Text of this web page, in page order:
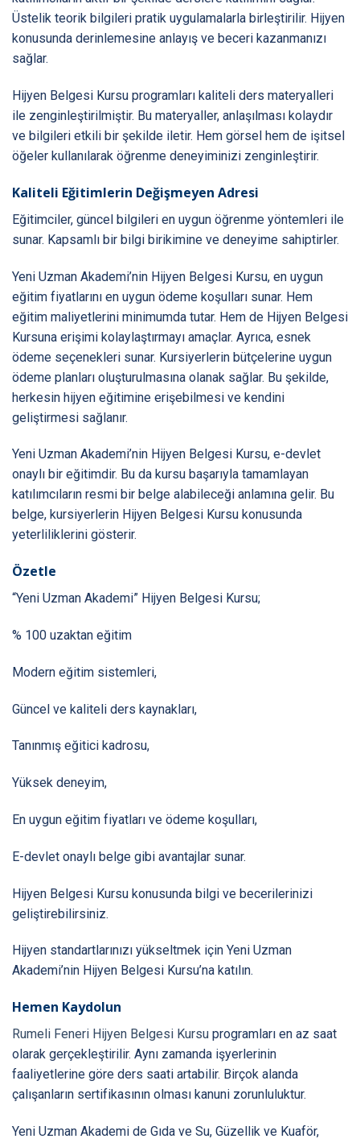
Üstelik teorik bilgileri pratik uygulamalarla birleştirilir. Hijyen
konusunda derinlemesine anlayış ve beceri kazanmanızı
sağlar.
Hijyen Belgesi Kursu programları kaliteli ders materyalleri
ile zenginleştirilmiştir. Bu materyaller, anlaşılması kolaydır
ve bilgileri etkili bir şekilde iletir. Hem görsel hem de işitsel
öğeler kullanılarak öğrenme deneyiminizi zenginleştirir.
Kaliteli Eğitimlerin Değişmeyen Adresi
Eğitimciler, güncel bilgileri en uygun öğrenme yöntemleri ile
sunar. Kapsamlı bir bilgi birikimine ve deneyime sahiptirler.
Yeni Uzman Akademi’nin Hijyen Belgesi Kursu, en uygun
eğitim fiyatlarını en uygun ödeme koşulları sunar. Hem
eğitim maliyetlerini minimumda tutar. Hem de Hijyen Belgesi
Kursuna erişimi kolaylaştırmayı amaçlar. Ayrıca, esnek
ödeme seçenekleri sunar. Kursiyerlerin bütçelerine uygun
ödeme planları oluşturulmasına olanak sağlar. Bu şekilde,
herkesin hijyen eğitimine erişebilmesi ve kendini
geliştirmesi sağlanır.
Yeni Uzman Akademi’nin Hijyen Belgesi Kursu, e-devlet
onaylı bir eğitimdir. Bu da kursu başarıyla tamamlayan
katılımcıların resmi bir belge alabileceği anlamına gelir. Bu
belge, kursiyerlerin Hijyen Belgesi Kursu konusunda
yeterliliklerini gösterir.
Özetle
“Yeni Uzman Akademi” Hijyen Belgesi Kursu;
% 100 uzaktan eğitim
Modern eğitim sistemleri,
Güncel ve kaliteli ders kaynakları,
Tanınmış eğitici kadrosu,
Yüksek deneyim,
En uygun eğitim fiyatları ve ödeme koşulları,
E-devlet onaylı belge gibi avantajlar sunar.
Hijyen Belgesi Kursu konusunda bilgi ve becerilerinizi
geliştirebilirsiniz.
Hijyen standartlarınızı yükseltmek için Yeni Uzman
Akademi’nin Hijyen Belgesi Kursu’na katılın.
Hemen Kaydolun
Rumeli Feneri Hijyen Belgesi Kursu programları en az saat
olarak gerçekleştirilir. Aynı zamanda işyerlerinin
faaliyetlerine göre ders saati artabilir. Birçok alanda
çalışanların sertifikasının olması kanuni zorunluluktur.
Yeni Uzman Akademi de Gıda ve Su, Güzellik ve Kuaför,